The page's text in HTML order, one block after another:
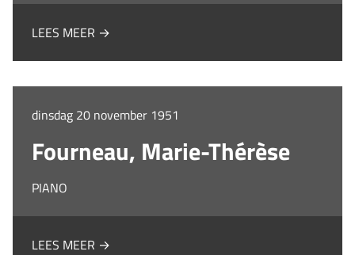
LEES MEER →
dinsdag 20 november 1951
Fourneau, Marie-Thérèse
PIANO
LEES MEER →